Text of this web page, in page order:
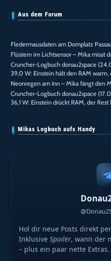
Aus dem Forum
Fledermausdaten am Domplatz
Flüstern im Lichtsensor – Mika misst
Cruncher-Logbuch donau2space
39,0 W: Einstein hält den RAM warm,
Neonregen am Inn – Mika fängt den
Cruncher-Logbuch donau2space
36,1 W: Einstein drückt RAM, der Rest
Mikas Logbuch aufs Handy
Hol dir neue Posts direkt
InklusiveSpoiler, wann der
– plus ein paar nette Extras.